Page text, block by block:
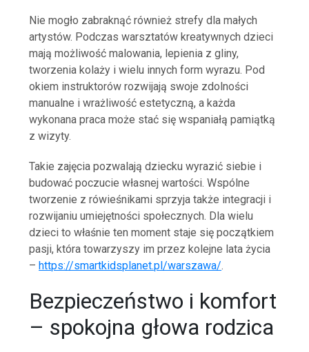
Nie mogło zabraknąć również strefy dla małych
artystów. Podczas warsztatów kreatywnych dzieci
mają możliwość malowania, lepienia z gliny,
tworzenia kolaży i wielu innych form wyrazu. Pod
okiem instruktorów rozwijają swoje zdolności
manualne i wrażliwość estetyczną, a każda
wykonana praca może stać się wspaniałą pamiątką
z wizyty.
Takie zajęcia pozwalają dziecku wyrazić siebie i
budować poczucie własnej wartości. Wspólne
tworzenie z rówieśnikami sprzyja także integracji i
rozwijaniu umiejętności społecznych. Dla wielu
dzieci to właśnie ten moment staje się początkiem
pasji, która towarzyszy im przez kolejne lata życia
– https://smartkidsplanet.pl/warszawa/.
Bezpieczeństwo i komfort
– spokojna głowa rodzica